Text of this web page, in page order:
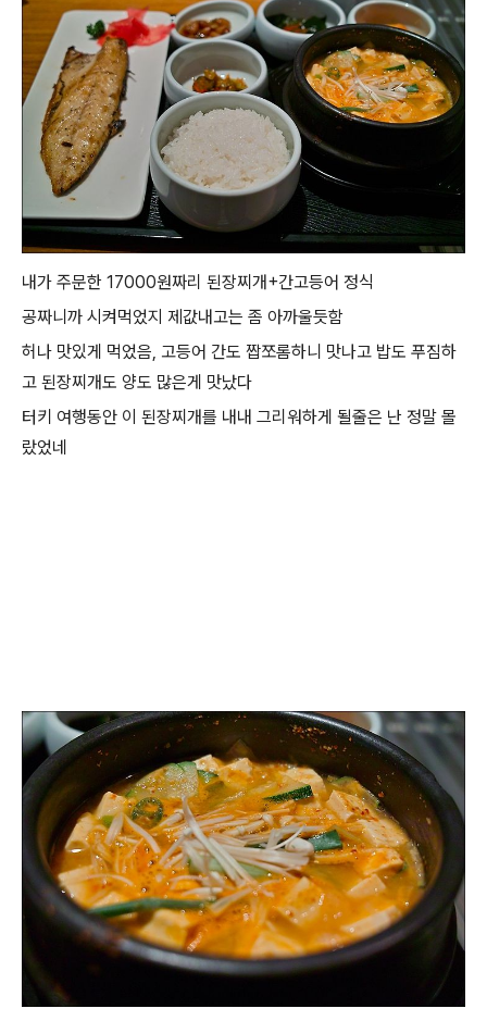
내가 주문한 17000원짜리 된장찌개+간고등어 정식
공짜니까 시켜먹었지 제값내고는 좀 아까울듯함
허나 맛있게 먹었음, 고등어 간도 짭쪼롬하니 맛나고 밥도 푸짐하
고 된장찌개도 양도 많은게 맛났다
터키 여행동안 이 된장찌개를 내내 그리워하게 될줄은 난 정말 몰
랐었네